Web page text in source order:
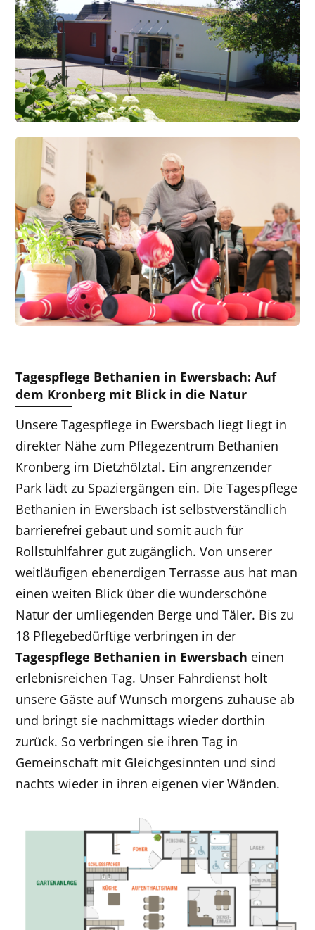
Tagespflege Bethanien in Ewersbach: Auf
dem Kronberg mit Blick in die Natur
Unsere Tagespflege in Ewersbach liegt liegt in
direkter Nähe zum Pflegezentrum Bethanien
Kronberg im Dietzhölztal. Ein angrenzender
Park lädt zu Spaziergängen ein. Die Tagespflege
Bethanien in Ewersbach ist selbstverständlich
barrierefrei gebaut und somit auch für
Rollstuhlfahrer gut zugänglich. Von unserer
weitläufigen ebenerdigen Terrasse aus hat man
einen weiten Blick über die wunderschöne
Natur der umliegenden Berge und Täler. Bis zu
18 Pflegebedürftige verbringen in der
Tagespflege Bethanien in Ewersbach einen
erlebnisreichen Tag. Unser Fahrdienst holt
unsere Gäste auf Wunsch morgens zuhause ab
und bringt sie nachmittags wieder dorthin
zurück. So verbringen sie ihren Tag in
Gemeinschaft mit Gleichgesinnten und sind
nachts wieder in ihren eigenen vier Wänden.